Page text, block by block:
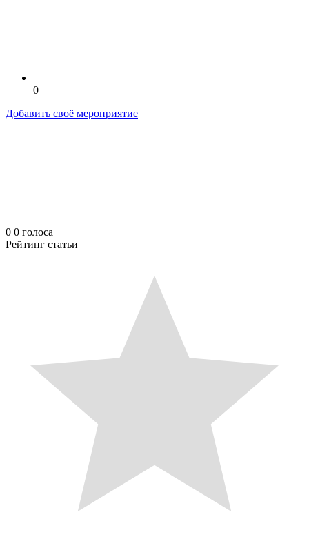
0
Добавить своё мероприятие
0 0 голоса
Рейтинг статьи